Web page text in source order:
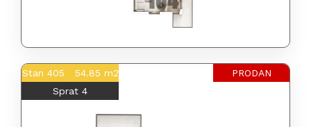
Stan 405 54.85 m2
Sprat 4
PRODAN